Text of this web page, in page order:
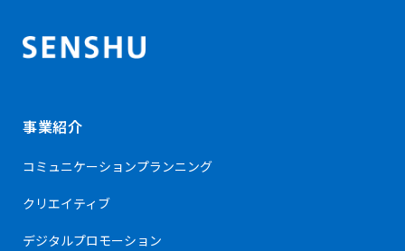
事業紹介
コミュニケーションプランニング
クリエイティブ
デジタルプロモーション